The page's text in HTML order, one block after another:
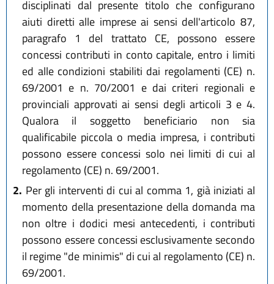
disciplinati dal presente titolo che configurano
aiuti diretti alle imprese ai sensi dell'articolo 87,
paragrafo 1 del trattato CE, possono essere
concessi contributi in conto capitale, entro i limiti
ed alle condizioni stabiliti dai regolamenti (CE) n.
69/2001 e n. 70/2001 e dai criteri regionali e
provinciali approvati ai sensi degli articoli 3 e 4.
Qualora il soggetto beneficiario non sia
qualificabile piccola o media impresa, i contributi
possono essere concessi solo nei limiti di cui al
regolamento (CE) n. 69/2001.
2. Per gli interventi di cui al comma 1, già iniziati al
momento della presentazione della domanda ma
non oltre i dodici mesi antecedenti, i contributi
possono essere concessi esclusivamente secondo
il regime "de minimis" di cui al regolamento (CE) n.
69/2001.